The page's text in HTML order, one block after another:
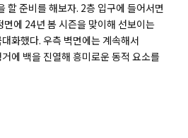
할 준비를 해보자. 2층 입구에 들어서면
면에 24년 봄 시즌을 맞이해 선보이는
화했다. 우측 벽면에는 계속해서
에 백을 진열해 흥미로운 동적 요소를